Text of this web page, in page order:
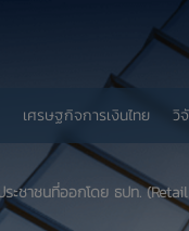
เศรษฐกิจการเงินไทย วิ
ะชาชนที่ออกโดย ธปท.